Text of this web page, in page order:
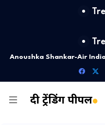
CSD Liquor Rules: कैंटीन में शराब